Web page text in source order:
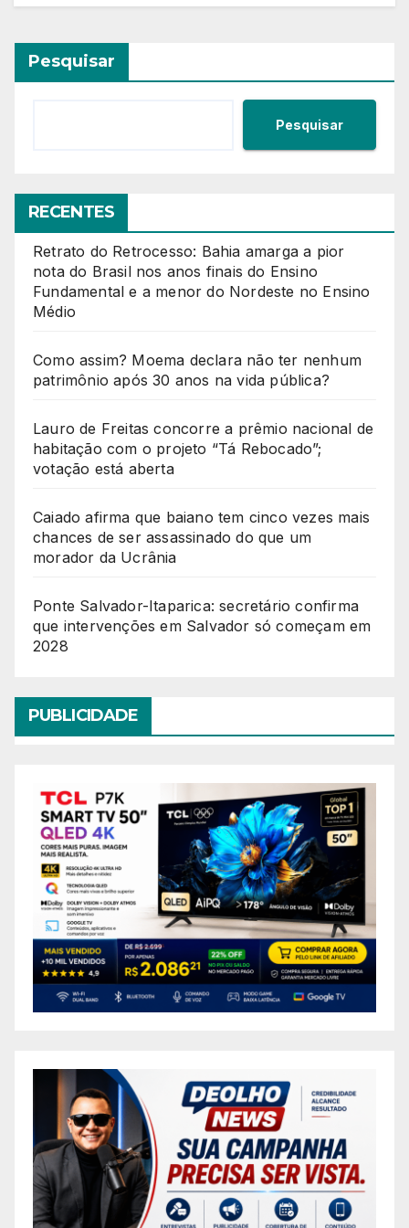
Pesquisar
Pesquisar
RECENTES
Retrato do Retrocesso: Bahia amarga a pior
nota do Brasil nos anos finais do Ensino
Fundamental e a menor do Nordeste no Ensino
Médio
Como assim? Moema declara não ter nenhum
patrimônio após 30 anos na vida pública?
Lauro de Freitas concorre a prêmio nacional de
habitação com o projeto “Tá Rebocado”;
votação está aberta
Caiado afirma que baiano tem cinco vezes mais
chances de ser assassinado do que um
morador da Ucrânia
Ponte Salvador-Itaparica: secretário confirma
que intervenções em Salvador só começam em
2028
PUBLICIDADE